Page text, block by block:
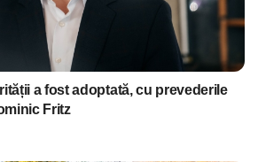
a fost adoptată, cu prevederile
Fritz